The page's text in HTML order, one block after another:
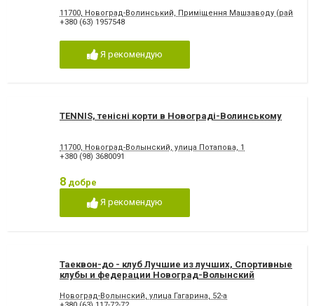
11700, Новоград-Волинський, Приміщення Машзаводу (район
+380 (63) 1957548
Я рекомендую
TENNIS, тенісні корти в Новограді-Волинському
11700, Новоград-Волынский, улица Потапова, 1
+380 (98) 3680091
8 добре
Я рекомендую
Таеквон-до - клуб Лучшие из лучших, Спортивные
клубы и федерации Новоград-Волынский
Новоград-Волынский, улица Гагарина, 52-а